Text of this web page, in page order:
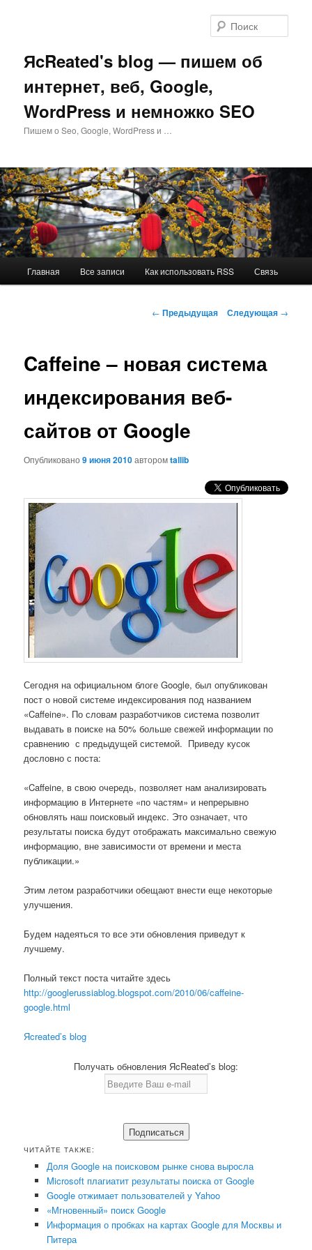
ЯcReated's blog — пишем об
интернет, веб, Google,
WordPress и немножко SEO
Пишем о Seo, Google, WordPress и …
Главная Все записи Как использовать RSS Связь
Навигация
← Предыдущая Следующая →
Caffeine – новая система
индексирования веб-
сайтов от Google
Опубликовано9 июня 2010авторомtallib
Сегодня на официальном блоге Google, был опубликован
пост о новой системе индексирования под названием
«Caffeine». По словам разработчиков система позволит
выдавать в поиске на 50% больше свежей информации по
сравнению с предыдущей системой. Приведу кусок
дословно с поста:
«Caffeine, в свою очередь, позволяет нам анализировать
информацию в Интернете «по частям» и непрерывно
обновлять наш поисковый индекс. Это означает, что
результаты поиска будут отображать максимально свежую
информацию, вне зависимости от времени и места
публикации.»
Этим летом разработчики обещают внести еще некоторые
улучшения.
Будем надеяться то все эти обновления приведут к
лучшему.
Полный текст поста читайте здесь
http://googlerussiablog.blogspot.com/2010/06/caffeine-
google.html
Яcreated’s blog
Получать обновления ЯcReated’s blog:
ЧИТАЙТЕ ТАКЖЕ:
Доля Google на поисковом рынке снова выросла
Microsoft плагиатит результаты поиска от Google
Google отжимает пользователей у Yahoo
«Мгновенный» поиск Google
Информация о пробках на картах Google для Москвы и
Питера